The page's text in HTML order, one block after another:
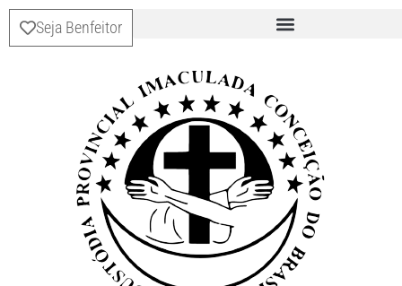
Seja Benfeitor